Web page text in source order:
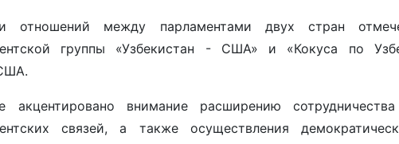
отношений между парламентами двух стран
группы «Узбекистан - США» и «Кокуса по
акцентировано внимание расширению
связей, а также осуществления